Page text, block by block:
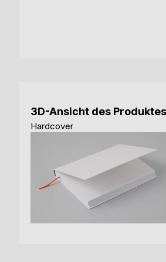
3D-Ansicht des
Hardcover